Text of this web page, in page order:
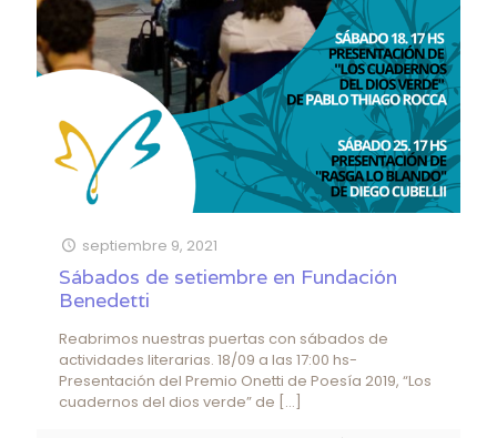
septiembre 9, 2021
Sábados de setiembre en Fundación
Benedetti
Reabrimos nuestras puertas con sábados de
actividades literarias. 18/09 a las 17:00 hs-
Presentación del Premio Onetti de Poesía 2019, “Los
cuadernos del dios verde” de […]